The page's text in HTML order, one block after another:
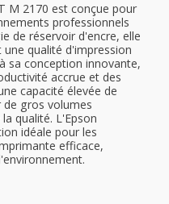
M 2170 est conçue pour
professionnels
de réservoir d'encre, elle
qualité d'impression
sa conception innovante,
accrue et des
capacité élevée de
gros volumes
qualité. L'Epson
idéale pour les
efficace,